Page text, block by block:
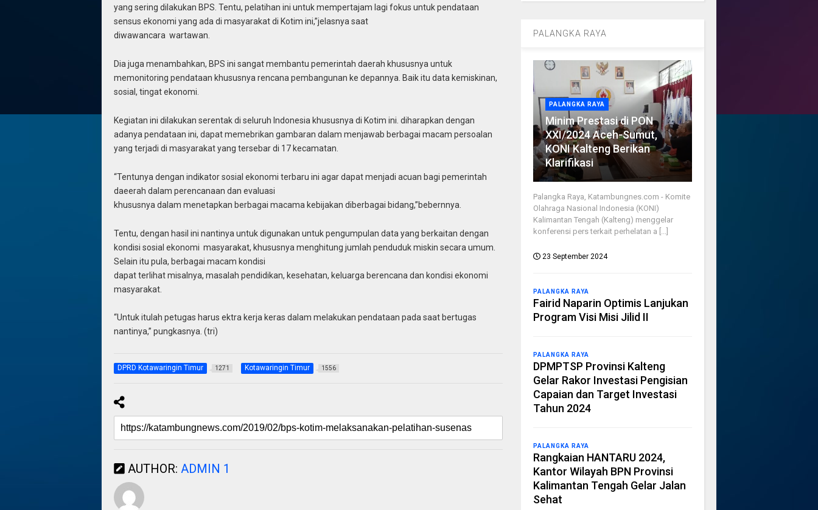
yang sering dilakukan BPS. Tentu, pelatihan ini untuk mempertajam lagi fokus untuk pendataan
sensus ekonomi yang ada di masyarakat di Kotim ini,”jelasnya saat
diwawancara wartawan.
Dia juga menambahkan, BPS ini sangat membantu pemerintah daerah khususnya untuk
memonitoring pendataan khususnya rencana pembangunan ke depannya. Baik itu data kemiskinan,
sosial, tingat ekonomi.
Kegiatan ini dilakukan serentak di seluruh Indonesia khususnya di Kotim ini. diharapkan dengan
adanya pendataan ini, dapat memebrikan gambaran dalam menjawab berbagai macam persoalan
yang terjadi di masyarakat yang tersebar di 17 kecamatan.
“Tentunya dengan indikator sosial ekonomi terbaru ini agar dapat menjadi acuan bagi pemerintah
daeerah dalam perencanaan dan evaluasi
khususnya dalam menetapkan berbagai macama kebijakan diberbagai bidang,”bebernnya.
Tentu, dengan hasil ini nantinya untuk digunakan untuk pengumpulan data yang berkaitan dengan
kondisi sosial ekonomi masyarakat, khususnya menghitung jumlah penduduk miskin secara umum.
Selain itu pula, berbagai macam kondisi
dapat terlihat misalnya, masalah pendidikan, kesehatan, keluarga berencana dan kondisi ekonomi
masyarakat.
“Untuk itulah petugas harus ektra kerja keras dalam melakukan pendataan pada saat bertugas
nantinya,” pungkasnya. (tri)
DPRD Kotawaringin Timur 1271 Kotawaringin Timur 1556
AUTHOR: ADMIN 1
PALANGKA RAYA
PALANGKA RAYA
Minim Prestasi di PON
XXI/2024 Aceh-Sumut,
KONI Kalteng Berikan
Klarifikasi
Palangka Raya, Katambungnes.com - Komite
Olahraga Nasional Indonesia (KONI)
Kalimantan Tengah (Kalteng) menggelar
konferensi pers terkait perhelatan a [...]
23 September 2024
PALANGKA RAYA
Fairid Naparin Optimis Lanjukan
Program Visi Misi Jilid II
PALANGKA RAYA
DPMPTSP Provinsi Kalteng
Gelar Rakor Investasi Pengisian
Capaian dan Target Investasi
Tahun 2024
PALANGKA RAYA
Rangkaian HANTARU 2024,
Kantor Wilayah BPN Provinsi
Kalimantan Tengah Gelar Jalan
Sehat